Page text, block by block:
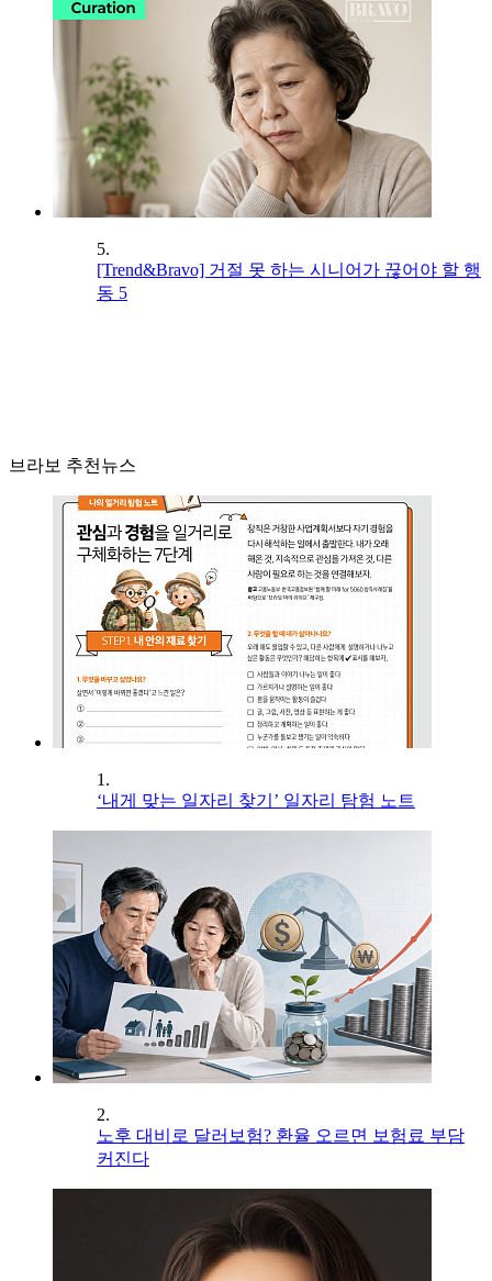
5.
[Trend&Bravo] 거절 못 하는 시니어가 끊어야 할 행
동 5
브라보 추천뉴스
1.
‘내게 맞는 일자리 찾기’ 일자리 탐험 노트
2.
노후 대비로 달러보험? 환율 오르면 보험료 부담
커진다